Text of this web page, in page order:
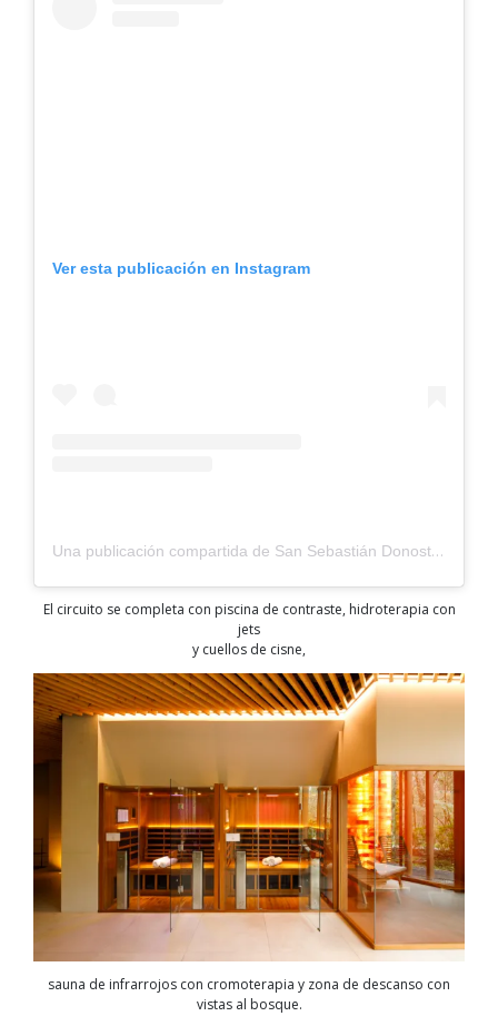
Ver esta publicación en Instagram
Una publicación compartida de San Sebastián Donostia / Qué hacer, comer y dormir (@sansebastiansisterstyle)
El circuito se completa con piscina de contraste, hidroterapia con
jets
y cuellos de cisne,
sauna de infrarrojos con cromoterapia y zona de descanso con
vistas al bosque.